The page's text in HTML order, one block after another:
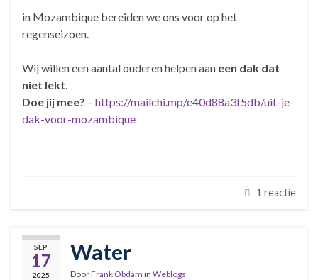
in Mozambique bereiden we ons voor op het
regenseizoen.
Wij willen een aantal ouderen helpen aan een dak dat
niet lekt
Doe jij mee? – https://mailchi.mp/e40d88a3f5db/uit-je-
dak-voor-mozambique
1 reactie
SEP
17
2025
Water
DoorFrank Obdam in Weblogs